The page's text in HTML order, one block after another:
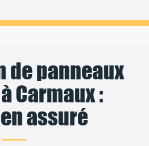
panneaux
Carmaux :
assuré